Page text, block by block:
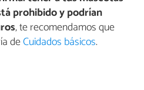
prohibido y podrían
, te recomendamos que
deCuidados básicos.